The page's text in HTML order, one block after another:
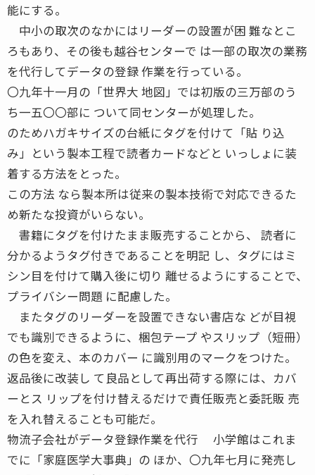
能にする。
中小の取次のなかにはリーダーの設置が困 難なとこ
ろもあり、その後も越谷センターで は一部の取次の業務
を代行してデータの登録 作業を行っている。
〇九年十一月の「世界大 地図」では初版の三万部のう
ち一五〇〇部に ついて同センターが処理した。
のためハガキサイズの台紙にタグを付けて「貼 り込
み」という製本工程で読者カードなどと いっしょに装
着する方法をとった。
この方法 なら製本所は従来の製本技術で対応できるた
め新たな投資がいらない。
書籍にタグを付けたまま販売することから、 読者に
分かるようタグ付きであることを明記 し、タグにはミ
シン目を付けて購入後に切り 離せるようにすることで、
プライバシー問題 に配慮した。
またタグのリーダーを設置できない書店な どが目視
でも識別できるように、梱包テープ やスリップ（短冊）
の色を変え、本のカバー に識別用のマークをつけた。
返品後に改装し て良品として再出荷する際には、カバ
ーとス リップを付け替えるだけで責任販売と委託販 売
を入れ替えることも可能だ。
物流子会社がデータ登録作業を代行 小学館はこれま
でに「家庭医学大事典」の ほか、〇九年七月に発売し